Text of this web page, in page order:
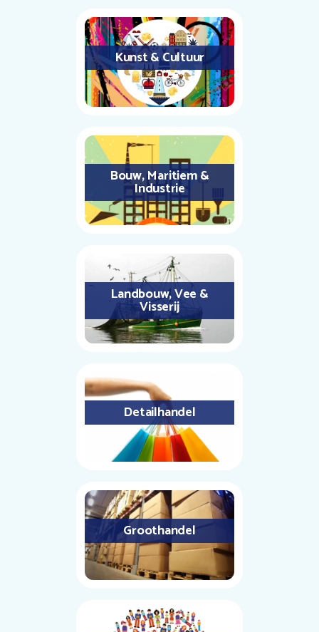
Kunst & Cultuur
Bouw, Maritiem &
Industrie
Landbouw, Vee &
Visserij
Detailhandel
Groothandel